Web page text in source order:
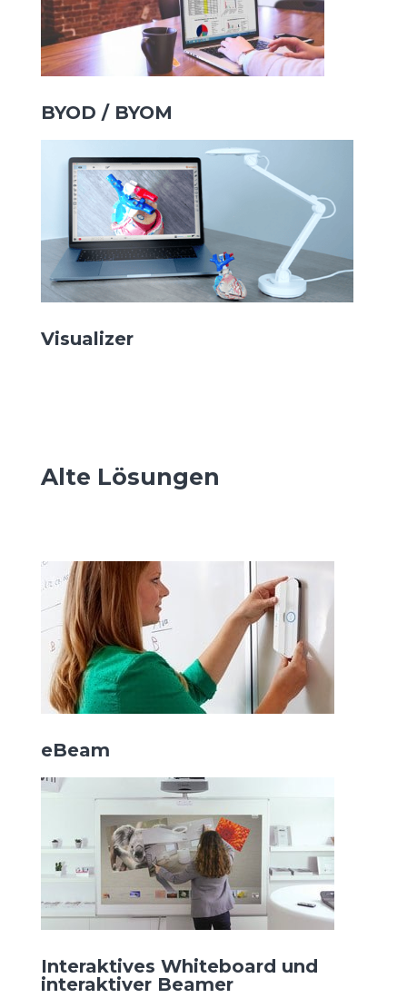
BYOD / BYOM
Visualizer
Alte Lösungen
eBeam
Interaktives Whiteboard und
interaktiver Beamer